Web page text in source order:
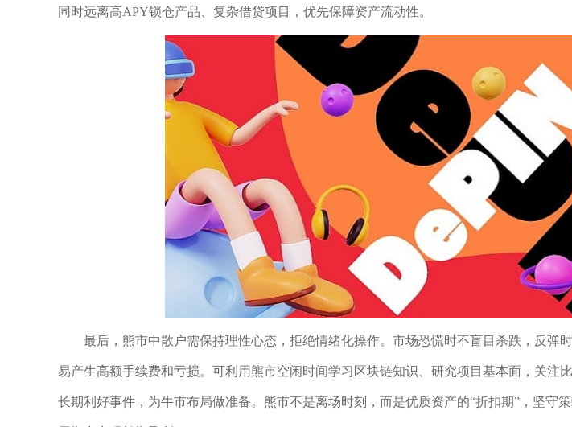
同时远离高APY锁仓产品、复杂借贷项目，优先保障资产流动性。
最后，熊市中散户需保持理性心态，拒绝情绪化操作。市场恐慌时不盲目杀跌，反弹
易产生高额手续费和亏损。可利用熊市空闲时间学习区块链知识、研究项目基本面，关注
长期利好事件，为牛市布局做准备。熊市不是离场时刻，而是优质资产的“折扣期”，坚守